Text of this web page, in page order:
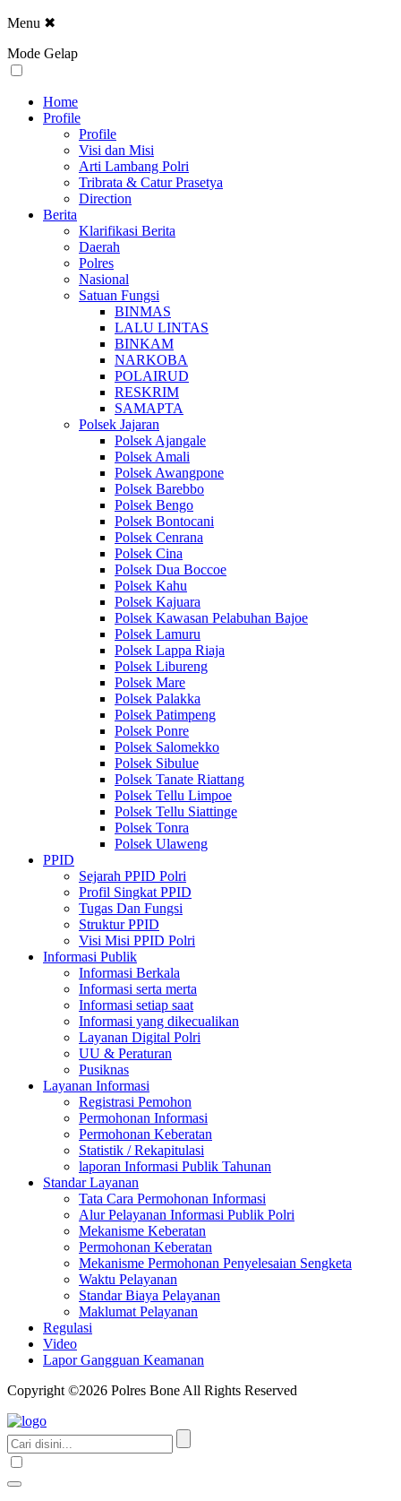
Menu ✖
Mode Gelap
Home
Profile
Profile
Visi dan Misi
Arti Lambang Polri
Tribrata & Catur Prasetya
Direction
Berita
Klarifikasi Berita
Daerah
Polres
Nasional
Satuan Fungsi
BINMAS
LALU LINTAS
BINKAM
NARKOBA
POLAIRUD
RESKRIM
SAMAPTA
Polsek Jajaran
Polsek Ajangale
Polsek Amali
Polsek Awangpone
Polsek Barebbo
Polsek Bengo
Polsek Bontocani
Polsek Cenrana
Polsek Cina
Polsek Dua Boccoe
Polsek Kahu
Polsek Kajuara
Polsek Kawasan Pelabuhan Bajoe
Polsek Lamuru
Polsek Lappa Riaja
Polsek Libureng
Polsek Mare
Polsek Palakka
Polsek Patimpeng
Polsek Ponre
Polsek Salomekko
Polsek Sibulue
Polsek Tanate Riattang
Polsek Tellu Limpoe
Polsek Tellu Siattinge
Polsek Tonra
Polsek Ulaweng
PPID
Sejarah PPID Polri
Profil Singkat PPID
Tugas Dan Fungsi
Struktur PPID
Visi Misi PPID Polri
Informasi Publik
Informasi Berkala
Informasi serta merta
Informasi setiap saat
Informasi yang dikecualikan
Layanan Digital Polri
UU & Peraturan
Pusiknas
Layanan Informasi
Registrasi Pemohon
Permohonan Informasi
Permohonan Keberatan
Statistik / Rekapitulasi
laporan Informasi Publik Tahunan
Standar Layanan
Tata Cara Permohonan Informasi
Alur Pelayanan Informasi Publik Polri
Mekanisme Keberatan
Permohonan Keberatan
Mekanisme Permohonan Penyelesaian Sengketa
Waktu Pelayanan
Standar Biaya Pelayanan
Maklumat Pelayanan
Regulasi
Video
Lapor Gangguan Keamanan
Copyright ©2026 Polres Bone All Rights Reserved